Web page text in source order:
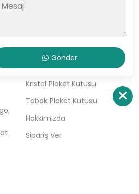
Ürünlerimiz
Metal Plaket Kutusu
Kristal Plaket Kutusu
Tabak Plaket Kutusu
Hakkımızda
Sipariş Ver
Gönder